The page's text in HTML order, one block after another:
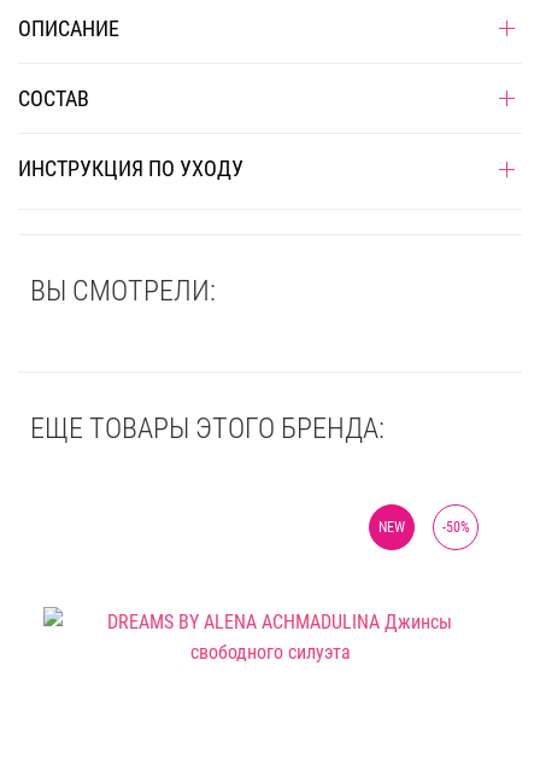
ОПИСАНИЕ
СОСТАВ
ИНСТРУКЦИЯ ПО УХОДУ
ВЫ СМОТРЕЛИ:
ЕЩЕ ТОВАРЫ ЭТОГО БРЕНДА:
-50%
NEW